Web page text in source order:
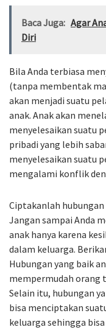
Baca Juga: Agar
Diri
Bila Anda terbiasa
(tanpa membentak
akan menjadi suatu
anak. Anak akan
menyelesaikan suatu
pribadi yang lebih
menyelesaikan suatu
mengalami konflik
Ciptakanlah hubungan
Jangan sampai Anda
anak hanya karena
dalam keluarga.
Hubungan yang baik
mempermudah orang
Selain itu, hubungan
bisa menciptakan
keluarga sehingga